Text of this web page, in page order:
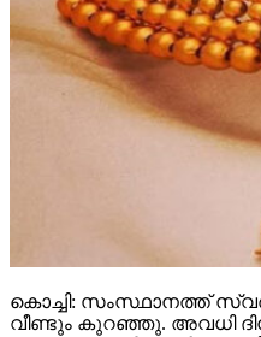
കൊച്ചി: സംസ്ഥാനത്ത്
വീണ്ടും കുറഞ്ഞു. അവധി